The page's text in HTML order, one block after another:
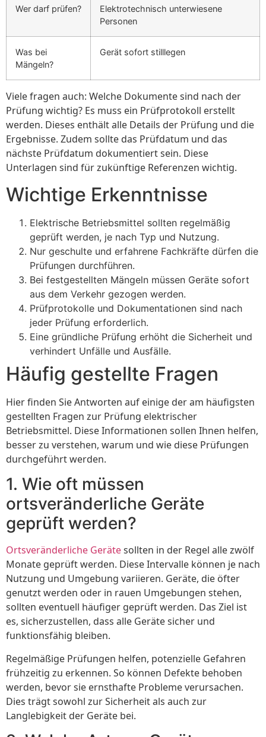
Wer darf prüfen?
Elektrotechnisch unterwiesene
Personen
Was bei
Mängeln?
Gerät sofort stilllegen
Viele fragen auch: Welche Dokumente sind nach der
Prüfung wichtig? Es muss ein Prüfprotokoll erstellt
werden. Dieses enthält alle Details der Prüfung und die
Ergebnisse. Zudem sollte das Prüfdatum und das
nächste Prüfdatum dokumentiert sein. Diese
Unterlagen sind für zukünftige Referenzen wichtig.
Wichtige Erkenntnisse
Elektrische Betriebsmittel sollten regelmäßig
geprüft werden, je nach Typ und Nutzung.
Nur geschulte und erfahrene Fachkräfte dürfen die
Prüfungen durchführen.
Bei festgestellten Mängeln müssen Geräte sofort
aus dem Verkehr gezogen werden.
Prüfprotokolle und Dokumentationen sind nach
jeder Prüfung erforderlich.
Eine gründliche Prüfung erhöht die Sicherheit und
verhindert Unfälle und Ausfälle.
Häufig gestellte Fragen
Hier finden Sie Antworten auf einige der am häufigsten
gestellten Fragen zur Prüfung elektrischer
Betriebsmittel. Diese Informationen sollen Ihnen helfen,
besser zu verstehen, warum und wie diese Prüfungen
durchgeführt werden.
1. Wie oft müssen
ortsveränderliche Geräte
geprüft werden?
Ortsveränderliche Gerätesollten in der Regel alle zwölf
Monate geprüft werden. Diese Intervalle können je nach
Nutzung und Umgebung variieren. Geräte, die öfter
genutzt werden oder in rauen Umgebungen stehen,
sollten eventuell häufiger geprüft werden. Das Ziel ist
es, sicherzustellen, dass alle Geräte sicher und
funktionsfähig bleiben.
Regelmäßige Prüfungen helfen, potenzielle Gefahren
frühzeitig zu erkennen. So können Defekte behoben
werden, bevor sie ernsthafte Probleme verursachen.
Dies trägt sowohl zur Sicherheit als auch zur
Langlebigkeit der Geräte bei.